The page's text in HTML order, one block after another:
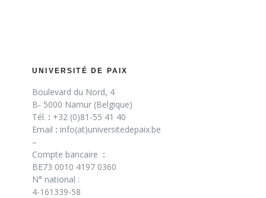
UNIVERSITÉ DE PAIX
Boulevard du Nord, 4
B- 5000 Namur (Belgique)
Tél. : +32 (0)81-55 41 40
Email : info(at)universitedepaix.be
–
Compte bancaire :
BE73 0010 4197 0360
N° national :
4-161339-58